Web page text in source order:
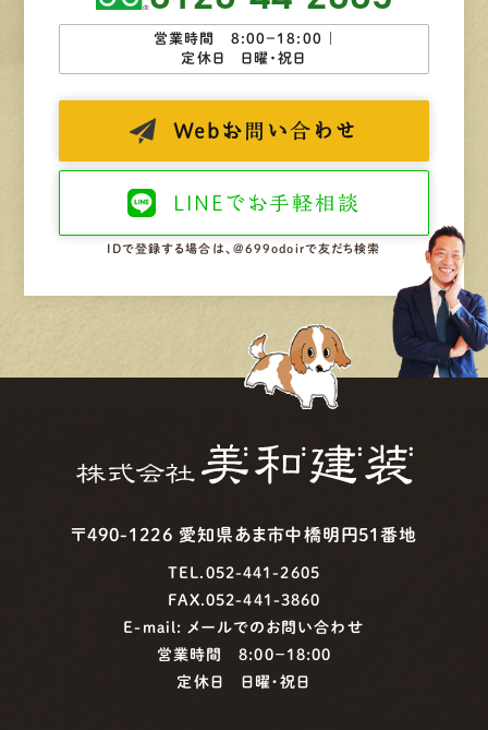
営業時間 8:00−18:00 ｜
定休日 日曜・祝日
Web お問い合わせ
LINEで お手軽相談
IDで登録する場合は、@699odoirで友だち検索
〒490-1226 愛知県あま市中橋明円51番地
TEL.052-441-2605
FAX.052-441-3860
E-mail: メールでのお問い合わせ
営業時間 8:00−18:00
定休日 日曜・祝日